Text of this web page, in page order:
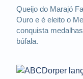
Queijo do Marajó
Ouro e é eleito o
conquista
búfala.